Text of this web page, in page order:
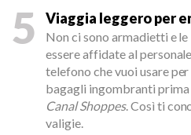
5 Viaggia leggero per
Non ci sono armadietti e
essere affidate al
telefono che vuoi usare
bagagli ingombranti prima
Canal Shoppes. Così ti
valigie.